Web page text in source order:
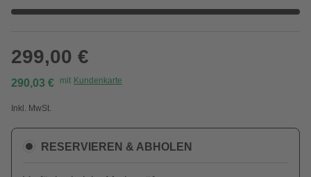
299,00 €
290,03 € mit Kundenkarte
Inkl. MwSt.
RESERVIEREN & ABHOLEN